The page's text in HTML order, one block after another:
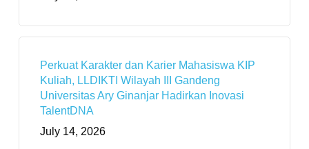
Perkuat Karakter dan Karier Mahasiswa KIP
Kuliah, LLDIKTI Wilayah III Gandeng
Universitas Ary Ginanjar Hadirkan Inovasi
TalentDNA
July 14, 2026